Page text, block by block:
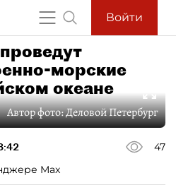
Войти
морские
океане
Автор фото:Деловой Петербург
47
Max